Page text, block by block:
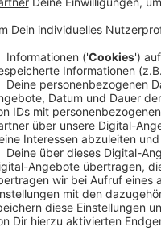
Anzeige
Die
Prozent
Im